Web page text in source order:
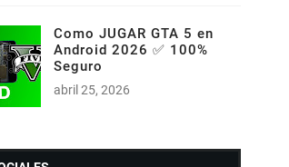
Como JUGAR GTA 5 en
Android 2026 ✅ 100%
Seguro
abril 25, 2026